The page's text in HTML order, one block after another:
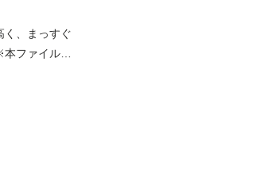
、まっすぐ
ファイル